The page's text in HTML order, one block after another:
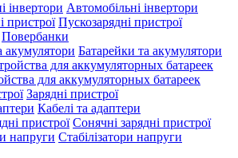
Автомобільні інвертори
Пускозарядні пристрої
Повербанки
Батарейки та акумулятори
для аккумуляторных батареек
Зарядні пристрої
Кабелі та адаптери
Сонячні зарядні пристрої
Стабілізатори напруги